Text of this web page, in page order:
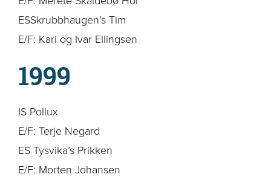
ESSkrubbhaugen’s Tim
E/F: Kari og Ivar Ellingsen
1999
IS Pollux
E/F: Terje Negard
ES Tysvika’s Prikken
E/F: Morten Johansen